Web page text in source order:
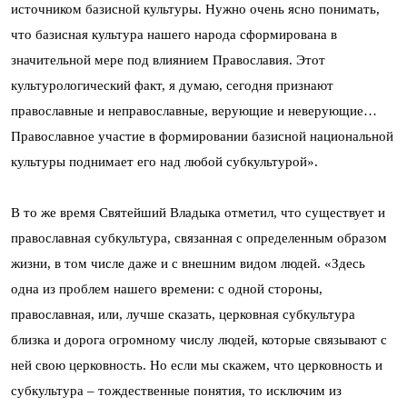
источником базисной культуры. Нужно очень ясно понимать,
что базисная культура нашего народа сформирована в
значительной мере под влиянием Православия. Этот
культурологический факт, я думаю, сегодня признают
православные и неправославные, верующие и неверующие…
Православное участие в формировании базисной национальной
культуры поднимает его над любой субкультурой».
В то же время Святейший Владыка отметил, что существует и
православная субкультура, связанная с определенным образом
жизни, в том числе даже и с внешним видом людей. «Здесь
одна из проблем нашего времени: с одной стороны,
православная, или, лучше сказать, церковная субкультура
близка и дорога огромному числу людей, которые связывают с
ней свою церковность. Но если мы скажем, что церковность и
субкультура – тождественные понятия, то исключим из